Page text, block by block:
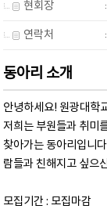
현회장
연락처
동아리 소개
안녕하세요! 원광대학
저희는 부원들과 취미
찾아가는 동아리입니
람들과 친해지고 싶으
모집기간 : 모집마감